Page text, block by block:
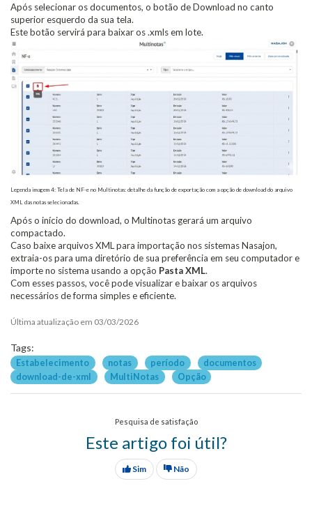
Após selecionar os documentos, o botão de Download no canto
superior esquerdo da sua tela.
Este botão servirá para baixar os .xmls em lote.
Legenda imagem 4: Tela de NF-e no Multinotas: detalhe da função de exportação com a opção de download do arquivo
XML das notas selecionadas.
Após o início do download, o Multinotas gerará um arquivo
compactado.
Caso baixe arquivos XML para importação nos sistemas Nasajon,
extraia-os para uma diretório de sua preferência em seu computador e
importe no sistema usando a opção Pasta XML.
Com esses passos, você pode visualizar e baixar os arquivos
necessários de forma simples e eficiente.
Última atualização em 03/03/2026
Tags:
Estabelecimento notas período
documentos
download-de-xml
MultiNotas Opção
Pesquisa de satisfação
Este artigo foi útil?
Sim Não